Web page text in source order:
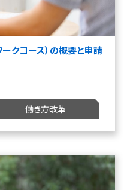
クコース）の概要と申請
働き方改革